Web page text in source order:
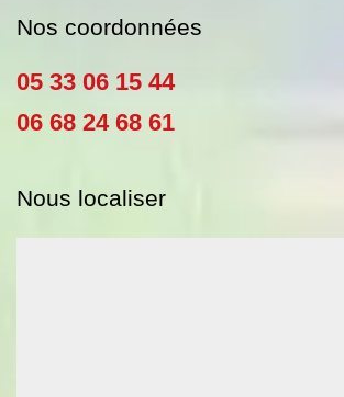
Nos coordonnées
05 33 06 15 44
06 68 24 68 61
Nous localiser